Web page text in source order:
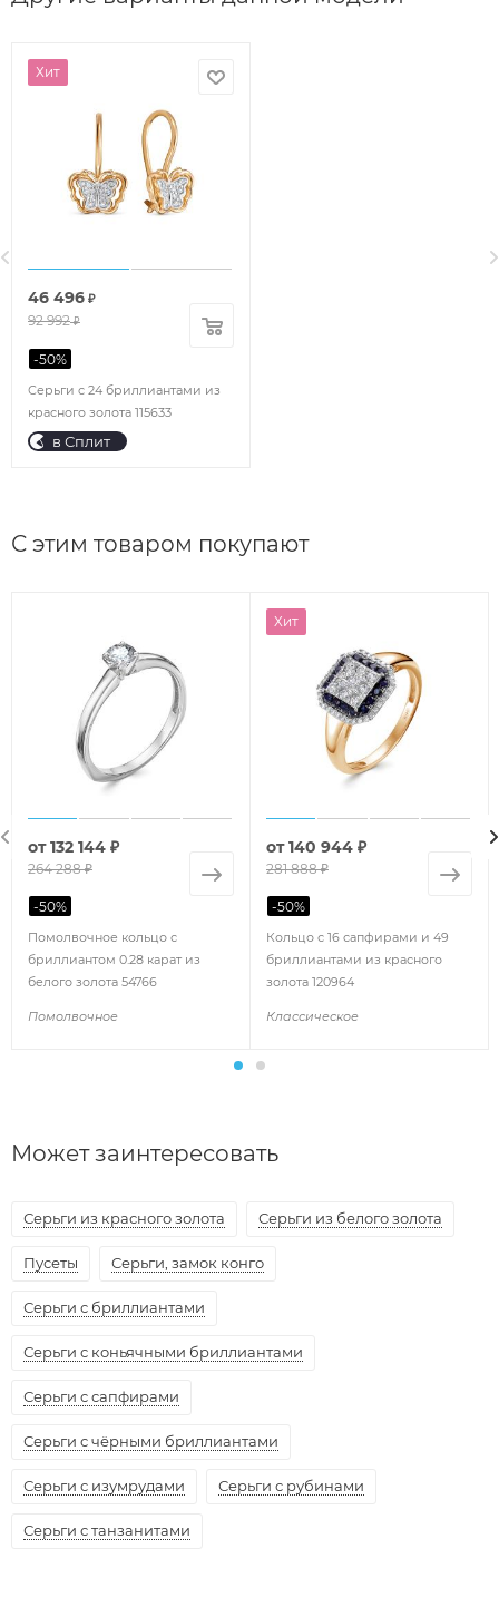
Хит
Серьги с 24 бриллиантами из
красного золота 115633
46 496 ₽
92 992₽
-50%
в Сплит
С этим товаром покупают
Помолвочное кольцо с
бриллиантом 0.28 карат из
белого золота 54766
Помолвочное
от132 144 ₽
264 288 ₽
-50%
Хит
Кольцо с 16 сапфирами и 49
бриллиантами из красного
золота 120964
Классическое
от140 944 ₽
281 888 ₽
-50%
Может заинтересовать
Серьги из красного золота Серьги из белого золота
Пусеты Серьги, замок конго
Серьги с бриллиантами
Серьги с коньячными бриллиантами
Серьги с сапфирами
Серьги с чёрными бриллиантами
Серьги с изумрудами Серьги с рубинами
Серьги с танзанитами